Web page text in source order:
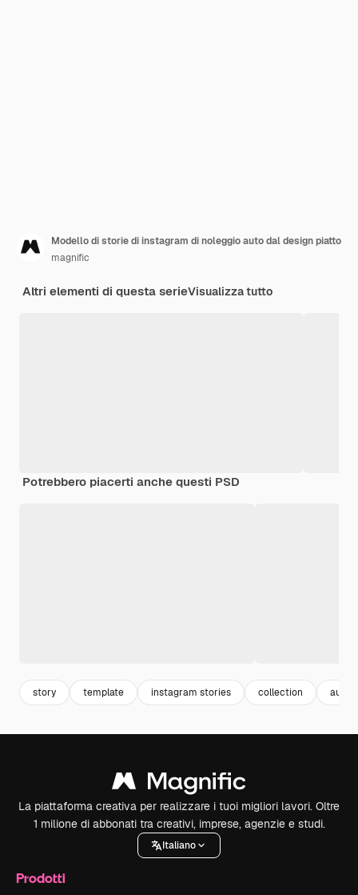
Modello di storie di instagram di noleggio auto dal design piatto
magnific
Altri elementi di questa serieVisualizza tutto
Potrebbero piacerti anche questi PSD
story template instagram stories collection
La piattaforma creativa per realizzare i tuoi migliori lavori. Oltre
1 milione di abbonati tra creativi, imprese, agenzie e studi.
Italiano
Prodotti